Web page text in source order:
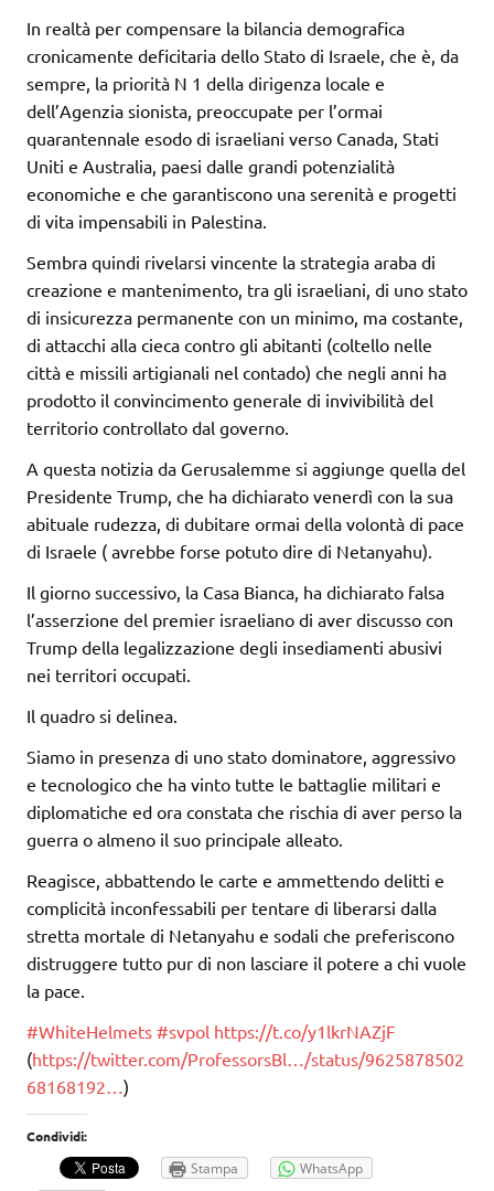
In realtà per compensare la bilancia demografica
cronicamente deficitaria dello Stato di Israele, che è, da
sempre, la priorità N 1 della dirigenza locale e
dell’Agenzia sionista, preoccupate per l’ormai
quarantennale esodo di israeliani verso Canada, Stati
Uniti e Australia, paesi dalle grandi potenzialità
economiche e che garantiscono una serenità e progetti
di vita impensabili in Palestina.
Sembra quindi rivelarsi vincente la strategia araba di
creazione e mantenimento, tra gli israeliani, di uno stato
di insicurezza permanente con un minimo, ma costante,
di attacchi alla cieca contro gli abitanti (coltello nelle
città e missili artigianali nel contado) che negli anni ha
prodotto il convincimento generale di invivibilità del
territorio controllato dal governo.
A questa notizia da Gerusalemme si aggiunge quella del
Presidente Trump, che ha dichiarato venerdì con la sua
abituale rudezza, di dubitare ormai della volontà di pace
di Israele ( avrebbe forse potuto dire di Netanyahu).
Il giorno successivo, la Casa Bianca, ha dichiarato falsa
l’asserzione del premier israeliano di aver discusso con
Trump della legalizzazione degli insediamenti abusivi
nei territori occupati.
Il quadro si delinea.
Siamo in presenza di uno stato dominatore, aggressivo
e tecnologico che ha vinto tutte le battaglie militari e
diplomatiche ed ora constata che rischia di aver perso la
guerra o almeno il suo principale alleato.
Reagisce, abbattendo le carte e ammettendo delitti e
complicità inconfessabili per tentare di liberarsi dalla
stretta mortale di Netanyahu e sodali che preferiscono
distruggere tutto pur di non lasciare il potere a chi vuole
la pace.
#WhiteHelmets #svpol https://t.co/y1lkrNAZjF
(https://twitter.com/ProfessorsBl…/status/9625878502
68168192…)
Condividi:
Stampa
WhatsApp